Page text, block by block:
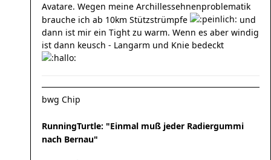
Avatare. Wegen meine Archillessehnenproblematik
brauche ich ab 10km Stützstrümpfe
und
dann ist mir ein Tight zu warm. Wenn es aber windig
ist dann keusch - Langarm und Knie bedeckt
bwg Chip
RunningTurtle: "Einmal muß jeder Radiergummi
nach Bernau"